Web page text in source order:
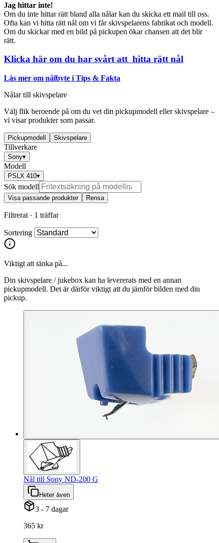
Jag hittar inte!
Om du inte hittar rätt bland alla nålar kan du skicka ett mail till oss.
Ofta kan vi hitta rätt nål om vi får skivspelarens fabrikat och modell.
Om du skickar med en bild på pickupen ökar chansen att det blir
rätt.
Klicka här om du har svårt att hitta rätt nål
Läs mer om nålbyte i Tips & Fakta
Nålar till skivspelare
Välj flik beroende på om du vet din pickupmodell eller skivspelare –
vi visar produkter som passar.
Pickupmodell Skivspelare
Tillverkare
Sony▾
Modell
PSLX 410▾
Sök modell
Visa passande produkter Rensa
Filtrerat · 1 träffar
Sortering
Viktigt att tänka på...
Din skivspelare / jukebox kan ha levererats med en annan
pickupmodell. Det är därför viktigt att du jämför bilden med din
pickup.
Nål till Sony ND-200 G
Heter även
3 - 7 dagar
365 kr